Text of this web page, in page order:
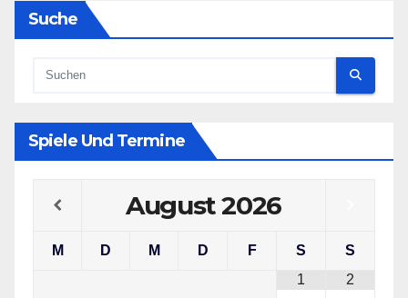
Suche
Spiele Und Termine
August2026
M D M D F S
S
1
2